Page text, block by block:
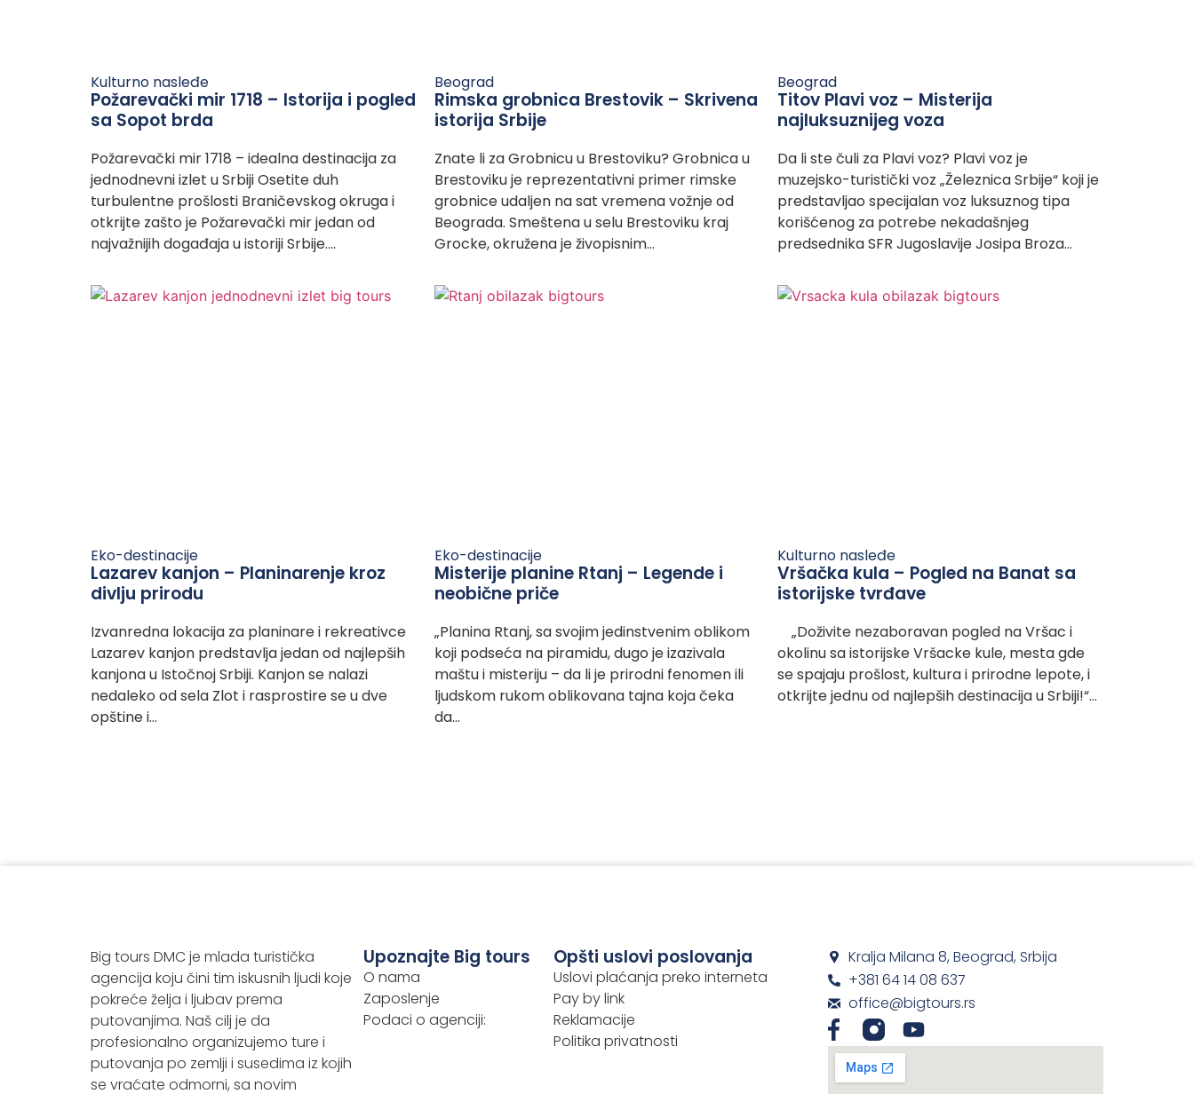
Kulturno nasleđe
Požarevački mir 1718 – Istorija i pogled
sa Sopot brda
Požarevački mir 1718 – idealna destinacija za
jednodnevni izlet u Srbiji Osetite duh
turbulentne prošlosti Braničevskog okruga i
otkrijte zašto je Požarevački mir jedan od
najvažnijih događaja u istoriji Srbije….
Beograd
Rimska grobnica Brestovik – Skrivena
istorija Srbije
Znate li za Grobnicu u Brestoviku? Grobnica u
Brestoviku je reprezentativni primer rimske
grobnice udaljen na sat vremena vožnje od
Beograda. Smeštena u selu Brestoviku kraj
Grocke, okružena je živopisnim…
Beograd
Titov Plavi voz – Misterija
najluksuznijeg voza
Da li ste čuli za Plavi voz? Plavi voz je
muzejsko-turistički voz „Železnica Srbije“ koji je
predstavljao specijalan voz luksuznog tipa
korišćenog za potrebe nekadašnjeg
predsednika SFR Jugoslavije Josipa Broza…
Eko-destinacije
Lazarev kanjon – Planinarenje kroz
divlju prirodu
Izvanredna lokacija za planinare i rekreativce
Lazarev kanjon predstavlja jedan od najlepših
kanjona u Istočnoj Srbiji. Kanjon se nalazi
nedaleko od sela Zlot i rasprostire se u dve
opštine i…
Eko-destinacije
Misterije planine Rtanj – Legende i
neobične priče
„Planina Rtanj, sa svojim jedinstvenim oblikom
koji podseća na piramidu, dugo je izazivala
maštu i misteriju – da li je prirodni fenomen ili
ljudskom rukom oblikovana tajna koja čeka
da…
Kulturno nasleđe
Vršačka kula – Pogled na Banat sa
istorijske tvrđave
„Doživite nezaboravan pogled na Vršac i
okolinu sa istorijske Vršacke kule, mesta gde
se spajaju prošlost, kultura i prirodne lepote, i
otkrijte jednu od najlepših destinacija u Srbiji!“…
Big tours DMC je mlada turistička
agencija koju čini tim iskusnih ljudi koje
pokreće želja i ljubav prema
putovanjima. Naš cilj je da
profesionalno organizujemo ture i
putovanja po zemlji i susedima iz kojih
se vraćate odmorni, sa novim
Upoznajte Big tours
O nama
Zaposlenje
Podaci o agenciji:
Opšti uslovi poslovanja
Uslovi plaćanja preko interneta
Pay by link
Reklamacije
Politika privatnosti
Kralja Milana 8, Beograd, Srbija
+381 64 14 08 637
office@bigtours.rs